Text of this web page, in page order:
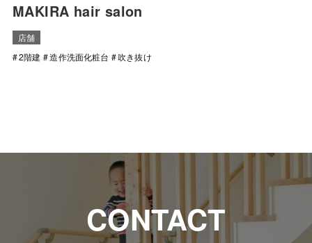
MAKIRA hair salon
店舗
2階建
造作洗面化粧台 吹き抜け
CONTACT